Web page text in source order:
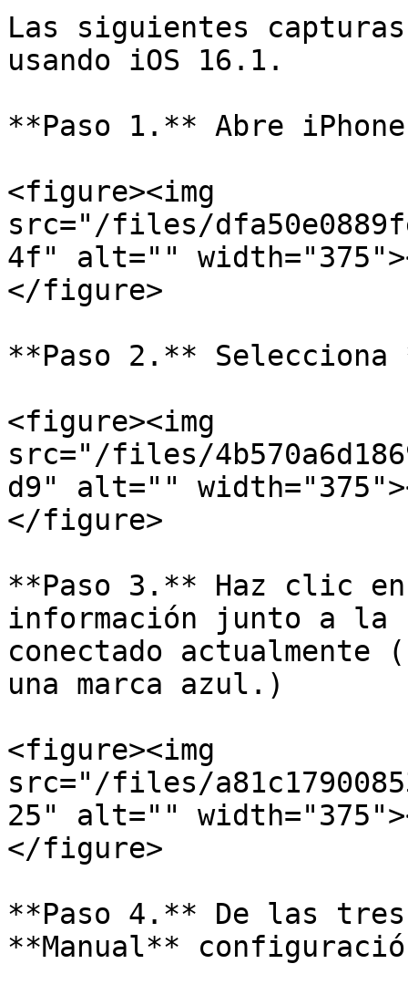
Las siguientes
usando iOS 16.1.
**Paso 1.** Abre
<figure><img
src="/files/
4f" alt=""
</figure>
**Paso 2.**
<figure><img
src="/files/
d9" alt=""
</figure>
**Paso 3.** Haz clic
información junto a la
conectado actualmente
una marca azul.)
<figure><img
src="/files/
25" alt=""
</figure>
**Paso 4.** De las
**Manual**